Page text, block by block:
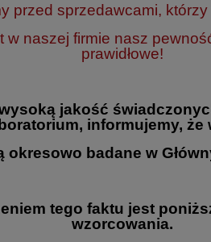
przed sprzedawcami,
w naszej firmie nasz
prawidłowe!
jakość
informujemy, że
okresowo badane w
tego faktu jest
wzorcowania.